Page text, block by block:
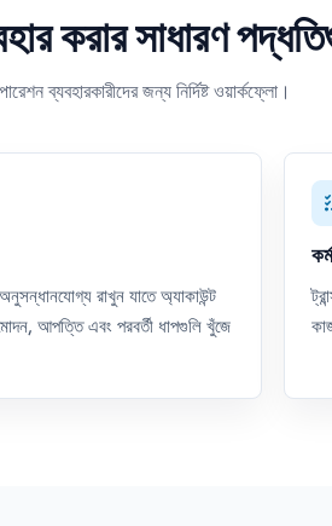
করার সাধারণ
ব্যবহারকারীদের জন্য নির্দিষ্ট ওয়ার্কফ্লো।
রাখুন যাতে অ্যাকাউন্ট
আপত্তি এবং পরবর্তী ধাপগুলি খুঁজে